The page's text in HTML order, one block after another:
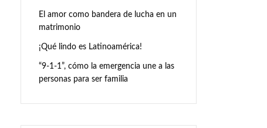
El amor como bandera de lucha en un
matrimonio
¡Qué lindo es Latinoamérica!
“9-1-1”, cómo la emergencia une a las
personas para ser familia